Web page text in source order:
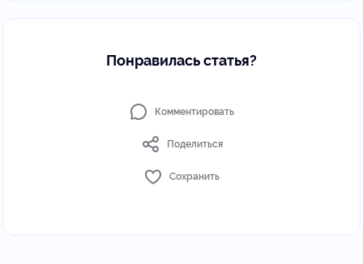
Понравилась статья?
Комментировать
Поделиться
Сохранить